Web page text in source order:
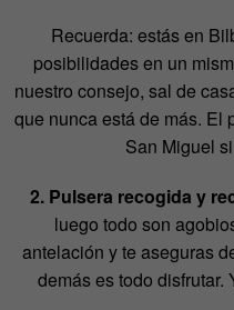
Recuerda: estás en
posibilidades en un
nuestro consejo, sal de
que nunca está de más. El
San Miguel
2. Pulsera recogida y
luego todo son
antelación y te aseguras
demás es todo